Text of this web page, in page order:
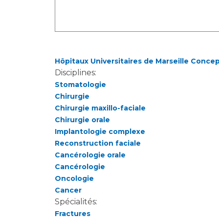
Hôpitaux Universitaires de Marseille
Disciplines:
Stomatologie
Chirurgie
Chirurgie maxillo-faciale
Chirurgie orale
Implantologie complexe
Reconstruction faciale
Cancérologie orale
Cancérologie
Oncologie
Cancer
Spécialités:
Fractures